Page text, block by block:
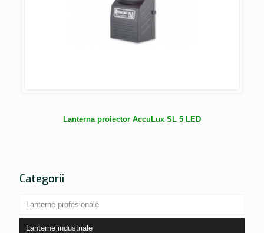
Lanterna proiector AccuLux SL 5 LED
Categorii
Lanterne profesionale
Lanterne industriale